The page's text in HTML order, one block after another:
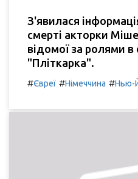
З'явилася
смерті акторки
відомої за ролями в
"Пліткарка".
#Євреї #Німеччина #Нью-